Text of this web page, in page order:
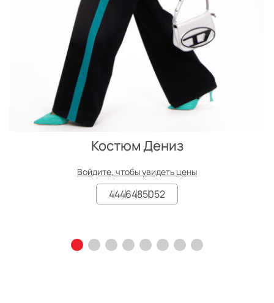
Костюм Дениз
Войдите, чтобы увидеть цены
4446485052